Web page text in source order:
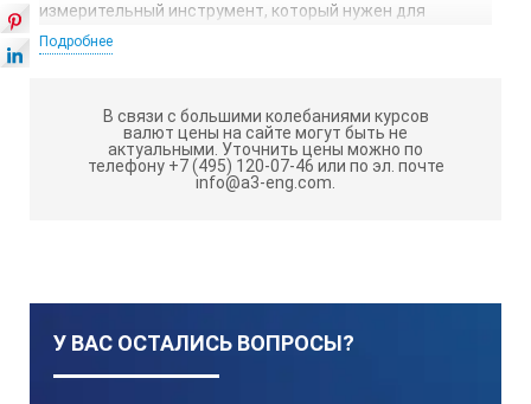
измерительный инструмент, который нужен для
проверки формы, размеров, взаиморасположения
поверхностей изделий, деталей, заготовок.
предельные (с проходной и непроходной
сторонами) – для измерения конусных, шлицевых,
цилиндрических, конусных поверхностей,
Калибр-кольцо установочное DIN 2250 С, DIN ISO
286/1
Подробнее
В связи с большими колебаниями курсов
валют цены на сайте могут быть не
актуальными. Уточнить цены можно по
телефону +7 (495) 120-07-46 или по эл. почте
info@a3-eng.com.
У ВАС ОСТАЛИСЬ ВОПРОСЫ?